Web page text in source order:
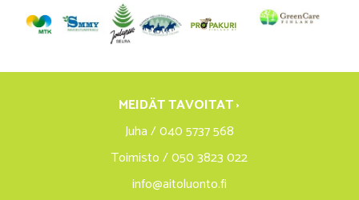
MEIDÄT TAVOITAT ›
Juha / 040 5737 568
Toimisto / 050 3823 022
info@aitoluonto.fi